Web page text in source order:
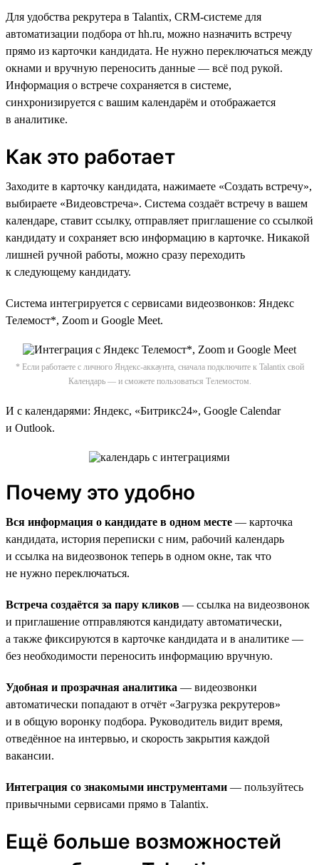
Для удобства рекрутера в Talantix, CRM-cистеме для
автоматизации подбора от hh.ru, можно назначить встречу
прямо из карточки кандидата. Не нужно переключаться между
окнами и вручную переносить данные — всё под рукой.
Информация о встрече сохраняется в системе,
синхронизируется с вашим календарём и отображается
в аналитике.
Как это работает
Заходите в карточку кандидата, нажимаете «Создать встречу»,
выбираете «Видеовстреча». Система создаёт встречу в вашем
календаре, ставит ссылку, отправляет приглашение со ссылкой
кандидату и сохраняет всю информацию в карточке. Никакой
лишней ручной работы, можно сразу переходить
к следующему кандидату.
Система интегрируется c сервисами видеозвонков: Яндекс
Телемост*, Zoom и Google Meet.
* Если работаете с личного Яндекс-аккаунта, сначала подключите к Talantix свой
Календарь — и сможете пользоваться Телемостом.
И с календарями: Яндекс, «Битрикс24», Google Calendar
и Outlook.
Почему это удобно
Вся информация о кандидате в одном месте — карточка
кандидата, история переписки с ним, рабочий календарь
и ссылка на видеозвонок теперь в одном окне, так что
не нужно переключаться.
Встреча создаётся за пару кликов — ссылка на видеозвонок
и приглашение отправляются кандидату автоматически,
а также фиксируются в карточке кандидата и в аналитике —
без необходимости переносить информацию вручную.
Удобная и прозрачная аналитика — видеозвонки
автоматически попадают в отчёт «Загрузка рекрутеров»
и в общую воронку подбора. Руководитель видит время,
отведённое на интервью, и скорость закрытия каждой
вакансии.
Интеграция со знакомыми инструментами — пользуйтесь
привычными сервисами прямо в Talantix.
Ещё больше возможностей